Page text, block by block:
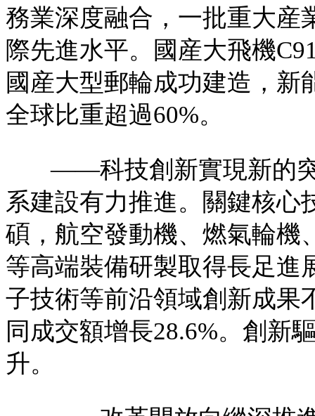
務業深度融合，一批重大産
際先進水平。國産大飛機
國産大型郵輪成功建造，新
全球比重超過60%。
——科技創新實現新的
系建設有力推進。關鍵核心
碩，航空發動機、燃氣輪機
等高端裝備研製取得長足進
子技術等前沿領域創新成果
同成交額增長28.6%。創新
升。